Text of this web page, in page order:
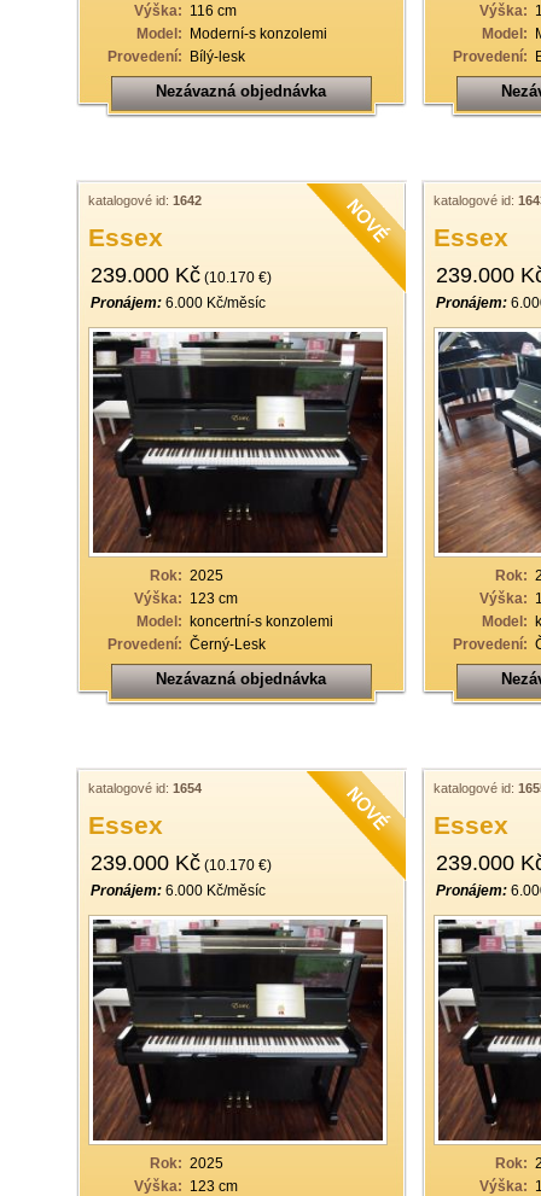
Výška: 116 cm
Model: Moderní-s konzolemi
Provedení: Bílý-lesk
Nezávazná objednávka
Výška:
Model:
Provedení:
katalogové id: 1642
Essex
239.000 Kč (10.170 €)
Pronájem: 6.000 Kč/měsíc
Rok: 2025
Výška: 123 cm
Model: koncertní-s konzolemi
Provedení: Černý-Lesk
Nezávazná objednávka
katalogové id:
Essex
239.000
Pronájem:
Rok:
Výška:
Model:
Provedení:
katalogové id: 1654
Essex
239.000 Kč (10.170 €)
Pronájem: 6.000 Kč/měsíc
Rok: 2025
Výška: 123 cm
katalogové id:
Essex
239.000
Pronájem:
Rok:
Výška: